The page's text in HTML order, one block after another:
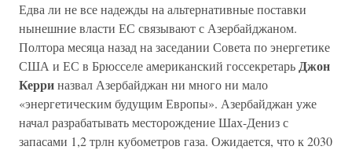
Едва ли не все надежды на альтернативные поставки
нынешние власти ЕС связывают с Азербайджаном.
Полтора месяца назад на заседании Совета по энергетике
США и ЕС в Брюсселе американский госсекретарьДжон
Керриназвал Азербайджан ни много ни мало
«энергетическим будущим Европы». Азербайджан уже
начал разрабатывать месторождение Шах-Дениз с
запасами 1,2 трлн кубометров газа. Ожидается, что к 2030